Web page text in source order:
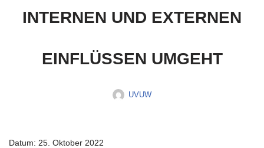
INTERNEN UND EXTERNEN
EINFLÜSSEN UMGEHT
UVUW
Datum: 25. Oktober 2022